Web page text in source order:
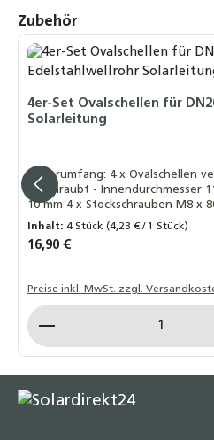
Produktgalerie überspringen
Zubehör
4er-Set Ovalschellen für
Solarleitung
Lieferumfang: 4 x Ovalschellen verzinkt, 2-fach
geschraubt - Innendurchmesser 115 x 35
10 mm 4 x Stockschrauben M8 x 80 (Verwendung von
M10 ebenfalls möglich, nicht im
Inhalt:4 Stück(4,23 € / 1 Stück)
Regulärer Preis:
16,90 €
Preise inkl. MwSt. zzgl.
Produkt Anzahl: Gib